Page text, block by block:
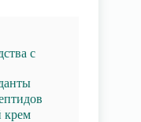
с
крем